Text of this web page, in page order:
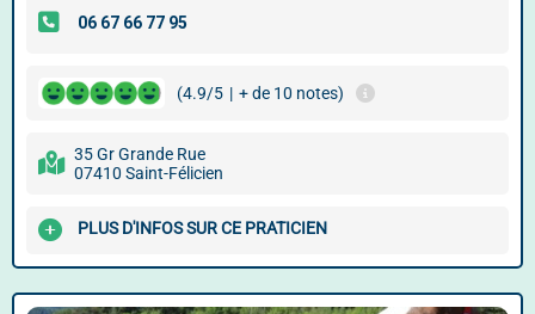
(4.9/5 | + de 10 notes)
35 Gr Grande Rue
07410 Saint-Félicien
PLUS D'INFOS SUR CE PRATICIEN